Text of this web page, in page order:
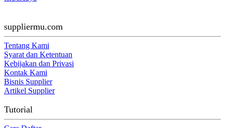
suppliermu.com
Tentang Kami
Syarat dan Ketentuan
Kebijakan dan Privasi
Kontak Kami
Bisnis Supplier
Artikel Supplier
Tutorial